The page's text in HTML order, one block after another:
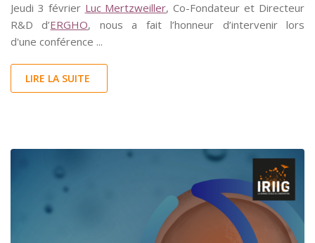
Jeudi 3 février Luc Mertzweiller, Co-Fondateur et Directeur
R&D d’ERGHO, nous a fait l’honneur d’intervenir lors
d'une conférence ...
LIRE LA SUITE